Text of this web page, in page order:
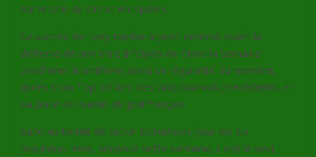
sur le site du Circuit européen.
Ce succès de Levy tombe à point nommé avant la
défense de son titre à l’Open de Chine la semaine
prochaine. Il confirme aussi sa régularité du moment,
après trois Top 10 lors des cinq tournois précédents, et
sa place de leader du golf français.
Suite au forfait de Victor Dubuisson pour les six
prochains mois, annoncé cette semaine, il est le seul